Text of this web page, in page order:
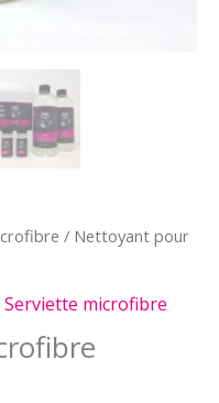
/ Nettoyant pour
Serviette microfibre